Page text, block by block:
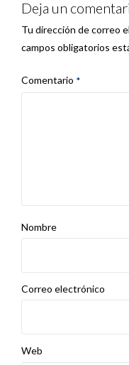
Deja un
Tu dirección de correo
campos obligatorios
Comentario *
Nombre
Correo electrónico
Web